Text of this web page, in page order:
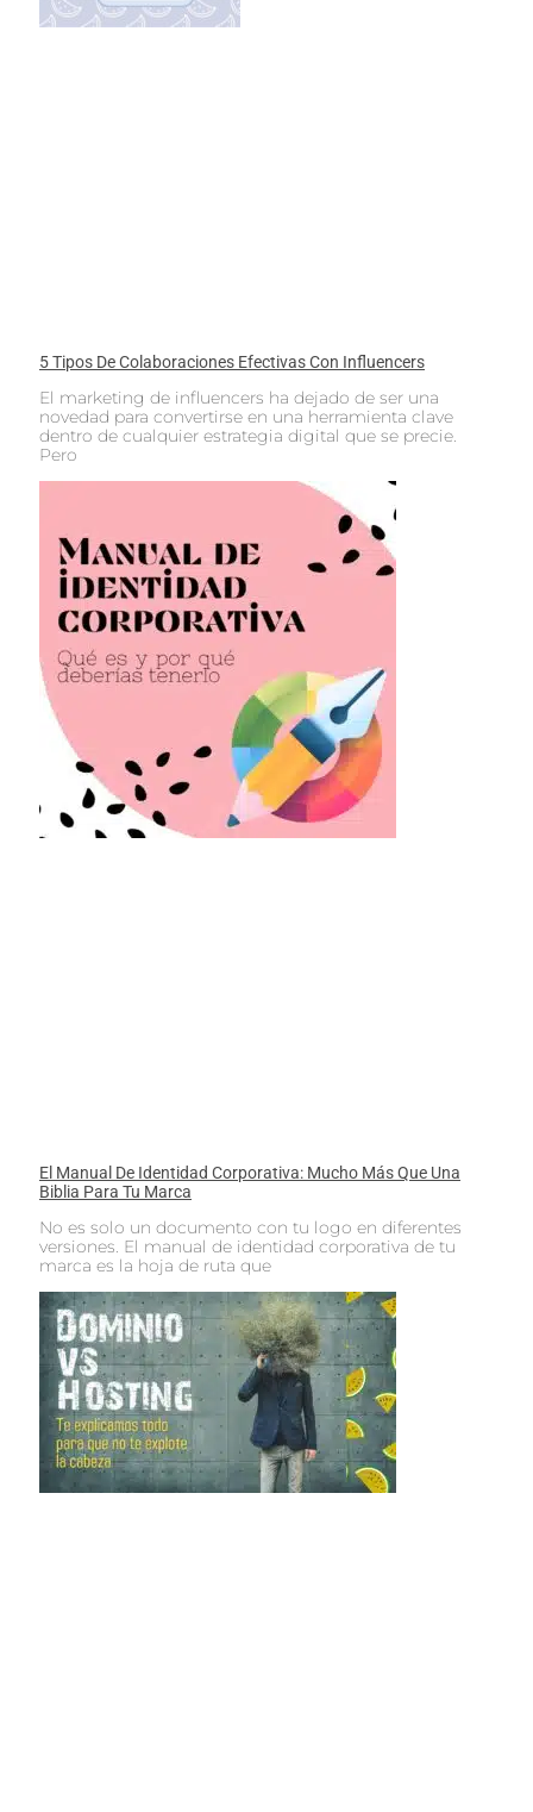
5 Tipos De Colaboraciones Efectivas Con Influencers
El marketing de influencers ha dejado de ser una
novedad para convertirse en una herramienta clave
dentro de cualquier estrategia digital que se precie.
Pero
El Manual De Identidad Corporativa: Mucho Más Que Una
Biblia Para Tu Marca
No es solo un documento con tu logo en diferentes
versiones. El manual de identidad corporativa de tu
marca es la hoja de ruta que